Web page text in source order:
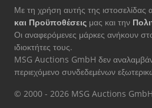
Με τη χρήση αυτής της ιστοσελίδας
και Προϋποθέσεις μας και την
Οι αναφερόμενες μάρκες ανήκουν
ιδιοκτήτες τους.
MSG Auctions GmbH δεν
περιεχόμενο συνδεδεμένων
© 2000 - 2026 MSG Auctions GmbH